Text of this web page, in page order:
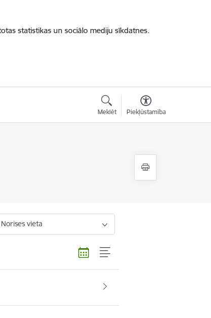
statistikas un sociālo mediju sīkdatnes.
Meklēt Piekļūstamība
Norises vieta